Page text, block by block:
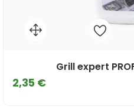
Grill expert
2,35 €Cena